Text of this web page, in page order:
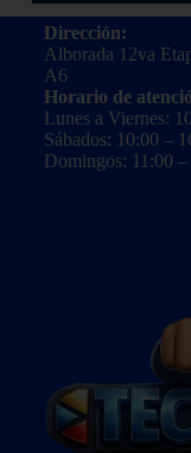
Dirección:
Alborada 12va
A6
Horario de
Lunes a Viernes:
Sábados: 10:00 –
Domingos: 11:00 –